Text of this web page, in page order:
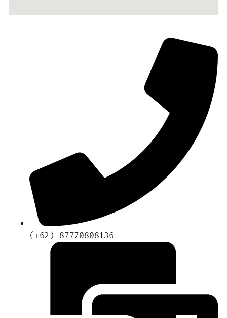
(+62) 87770808136